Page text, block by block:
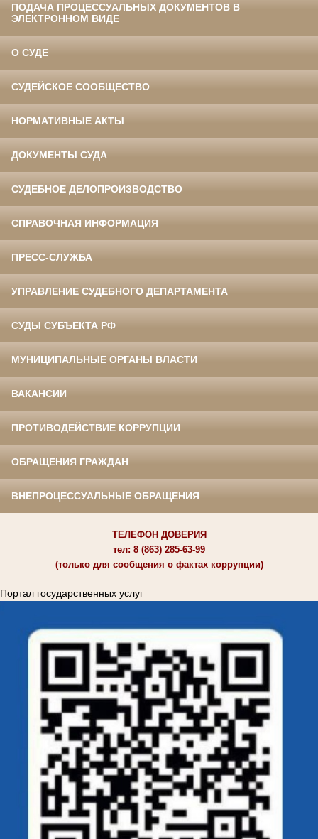
ПОДАЧА ПРОЦЕССУАЛЬНЫХ ДОКУМЕНТОВ В
ЭЛЕКТРОННОМ ВИДЕ
О СУДЕ
СУДЕЙСКОЕ СООБЩЕСТВО
НОРМАТИВНЫЕ АКТЫ
ДОКУМЕНТЫ СУДА
СУДЕБНОЕ ДЕЛОПРОИЗВОДСТВО
СПРАВОЧНАЯ ИНФОРМАЦИЯ
ПРЕСС-СЛУЖБА
УПРАВЛЕНИЕ СУДЕБНОГО ДЕПАРТАМЕНТА
СУДЫ СУБЪЕКТА РФ
МУНИЦИПАЛЬНЫЕ ОРГАНЫ ВЛАСТИ
ВАКАНСИИ
ПРОТИВОДЕЙСТВИЕ КОРРУПЦИИ
ОБРАЩЕНИЯ ГРАЖДАН
ВНЕПРОЦЕССУАЛЬНЫЕ ОБРАЩЕНИЯ
ТЕЛЕФОН ДОВЕРИЯ
тел: 8 (863) 285-63-99
(только для сообщения о фактах коррупции)
Портал государственных услуг